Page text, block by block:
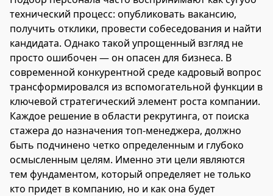
технический процесс: опубликовать вакансию,
получить отклики, провести собеседования и найти
кандидата. Однако такой упрощенный взгляд не
просто ошибочен — он опасен для бизнеса. В
современной конкурентной среде кадровый вопрос
трансформировался из вспомогательной функции в
ключевой стратегический элемент роста компании.
Каждое решение в области рекрутинга, от поиска
стажера до назначения топ-менеджера, должно
быть подчинено четко определенным и глубоко
осмысленным целям. Именно эти цели являются
тем фундаментом, который определяет не только
кто придет в компанию, но и как она будет